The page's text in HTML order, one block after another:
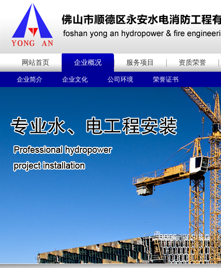
网站首页 企业概况
企业简介 企业文化 公司环境 荣誉证书
服务项目 资质荣誉